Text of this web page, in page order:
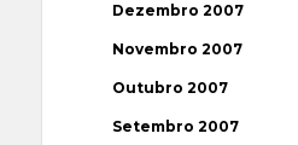
Dezembro 2007
Novembro 2007
Outubro 2007
Setembro 2007